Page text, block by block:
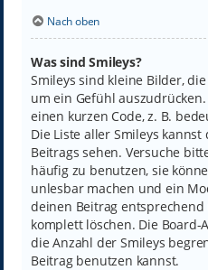
Nach oben
Was sind Smileys?
Smileys sind kleine Bilder,
um ein Gefühl
einen kurzen Code, z. B.
Die Liste aller Smileys
Beitrags sehen. Versuche
häufig zu benutzen, sie
unlesbar machen und ein
deinen Beitrag
komplett löschen. Die
die Anzahl der Smileys
Beitrag benutzen kannst.